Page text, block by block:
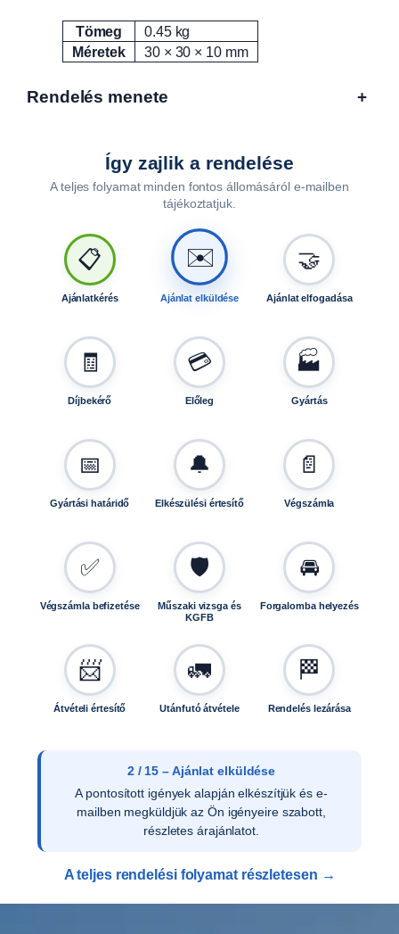
é
Attribútumok Érték
Tömeg
0.45 kg
Méretek
30 × 30 × 10 mm
Rendelés menete +
Így zajlik a rendelése
A teljes folyamat minden fontos állomásáról e-mailben
tájékoztatjuk.
📋
Ajánlatkérés
✉️
Ajánlat elküldése
🤝
Ajánlat elfogadása
🧾
Díjbekérő
💳
Előleg
🏭
Gyártás
📅
Gyártási határidő
🔔
Elkészülési értesítő
📄
Végszámla
✅
Végszámla befizetése
🛡️
Műszaki vizsga és
KGFB
🚘
Forgalomba helyezés
📨
Átvételi értesítő
🚛
Utánfutó átvétele
🏁
Rendelés lezárása
2 / 15 – Ajánlat elküldése
A pontosított igények alapján elkészítjük és e-
mailben megküldjük az Ön igényeire szabott,
részletes árajánlatot.
A teljes rendelési folyamat részletesen →